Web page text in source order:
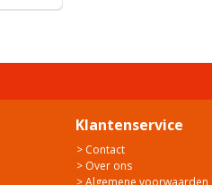
Klantenservice
> Contact
> Over ons
> Algemene voorwaarden